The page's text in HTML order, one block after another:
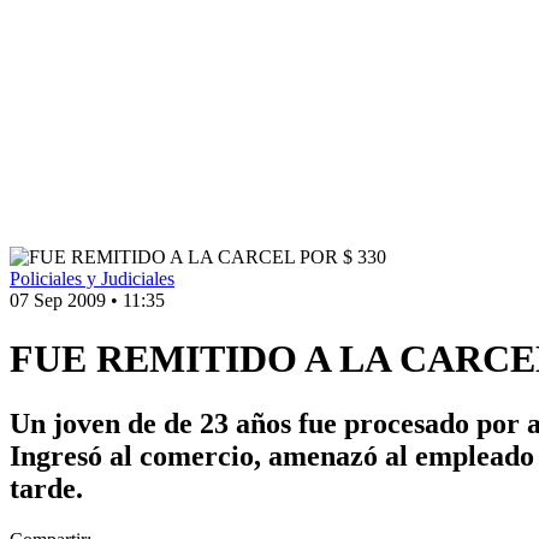
Policiales y Judiciales
07 Sep 2009 • 11:35
FUE REMITIDO A LA
Un joven de de 23 años fue procesado
Ingresó al comercio, amenazó al
tarde.